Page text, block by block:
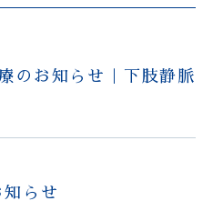
のお知らせ｜下肢静脈
らせ